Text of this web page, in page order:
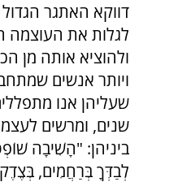
דווקא האתגר
לגלות את העוצמה
ולהוציא אותה מן
ויותר אנשים
שעליהן אנו
שנים, ומרשים
ביניהן: "הָשִׁיבָה
לְבַדְּךָ בְּרַחֲמִים,